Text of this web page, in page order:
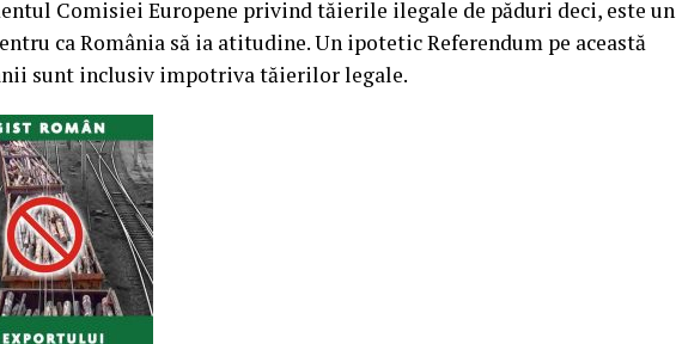
Comisiei Europene privind tăierile ilegale de păduri deci, este un
ca România să ia atitudine. Un ipotetic Referendum pe această
sunt inclusiv impotriva tăierilor legale.